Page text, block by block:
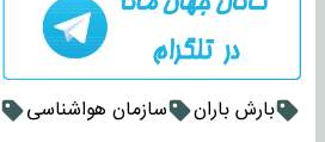
بارش باران سازمان هواشناسی